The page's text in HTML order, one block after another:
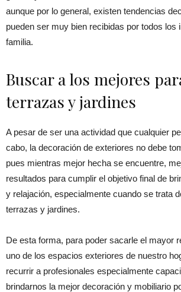
aunque por lo general, existen tendencias
pueden ser muy bien recibidas por todos los
familia.
Buscar a los mejores
terrazas y jardines
A pesar de ser una actividad que cualquier
cabo, la decoración de exteriores no debe
pues mientras mejor hecha se encuentre,
resultados para cumplir el objetivo final de
y relajación, especialmente cuando se trata
terrazas y jardines.
De esta forma, para poder sacarle el mayor
uno de los espacios exteriores de nuestro
recurrir a profesionales especialmente
brindarnos la mejor decoración y mobiliario